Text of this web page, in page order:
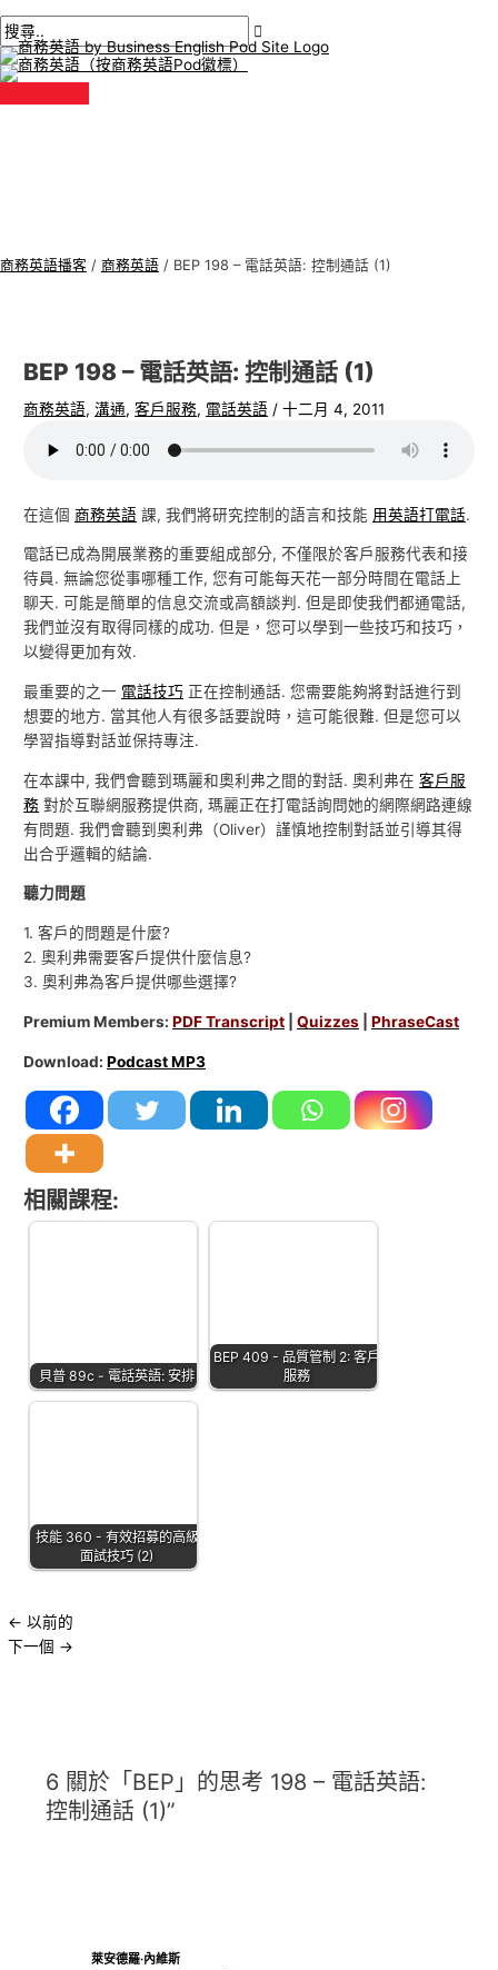
至
內
容
選
商務英語播客 / 商務英語 / BEP 198 – 電話英語: 控制通話 (1)
BEP 198 – 電話英語: 控制通話 (1)
商務英語,溝通,客戶服務, 電話英語 /十二月 4, 2011
在這個商務英語 課, 我們將研究控制的語言和技能 用英語打電話.
電話已成為開展業務的重要組成部分, 不僅限於客戶服務代表和接
待員. 無論您從事哪種工作, 您有可能每天花一部分時間在電話上
聊天. 可能是簡單的信息交流或高額談判. 但是即使我們都通電話,
我們並沒有取得同樣的成功. 但是，您可以學到一些技巧和技巧，
以變得更加有效.
最重要的之一 電話技巧 正在控制通話. 您需要能夠將對話進行到
想要的地方. 當其他人有很多話要說時，這可能很難. 但是您可以
學習指導對話並保持專注.
在本課中, 我們會聽到瑪麗和奧利弗之間的對話. 奧利弗在客戶服
務 對於互聯網服務提供商, 瑪麗正在打電話詢問她的網際網路連線
有問題. 我們會聽到奧利弗（Oliver）謹慎地控制對話並引導其得
出合乎邏輯的結論.
聽力問題
1. 客戶的問題是什麼?
2. 奧利弗需要客戶提供什麼信息?
3. 奧利弗為客戶提供哪些選擇?
Premium Members:PDF Transcript |Quizzes |PhraseCast
Download:Podcast MP3
相關課程:
貝普 89c - 電話英語: 安排
BEP 409 - 品質管制 2: 客戶
服務
技能 360 - 有效招募的高級
面試技巧 (2)
文
導
航
← 以前的
下一個 →
6 關於「BEP」的思考 198 – 電話英語:
控制通話 (1)”
萊安德羅·內維斯
此
輸
入。.
名
*
子
郵
件
*
商
務
英
語
搜
尋
: